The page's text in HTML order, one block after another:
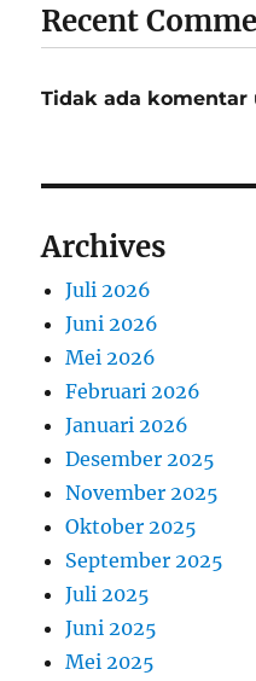
Recent
Tidak ada
Archives
Juli 2026
Juni 2026
Mei 2026
Februari 2026
Januari 2026
Desember 2025
November 2025
Oktober 2025
September 2025
Juli 2025
Juni 2025
Mei 2025